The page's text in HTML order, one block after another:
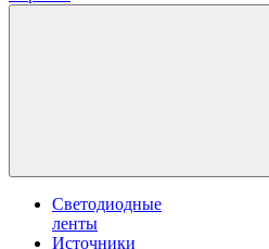
Светодиодные
ленты
Источники